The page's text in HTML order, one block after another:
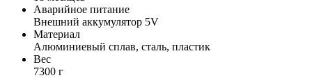
Аварийное питание
Внешний аккумулятор 5V
Материал
Алюминиевый сплав, сталь, пластик
Вес
7300 г